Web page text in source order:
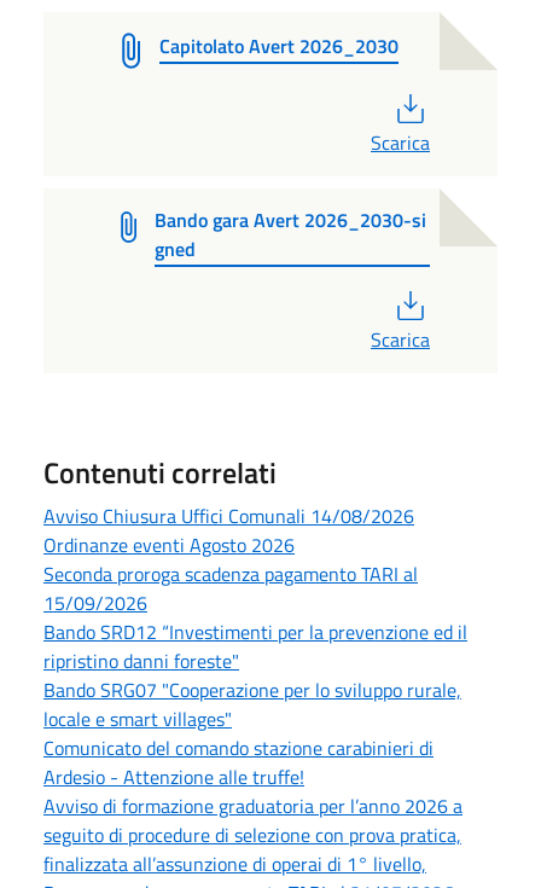
Capitolato Avert 2026_2030
Scarica
Bando gara Avert 2026_2030-si
gned
Scarica
Contenuti correlati
Avviso Chiusura Uffici Comunali 14/08/2026
Ordinanze eventi Agosto 2026
Seconda proroga scadenza pagamento TARI al
15/09/2026
Bando SRD12 “Investimenti per la prevenzione ed il
ripristino danni foreste"
Bando SRG07 "Cooperazione per lo sviluppo rurale,
locale e smart villages"
Comunicato del comando stazione carabinieri di
Ardesio - Attenzione alle truffe!
Avviso di formazione graduatoria per l’anno 2026 a
seguito di procedure di selezione con prova pratica,
finalizzata all’assunzione di operai di 1° livello,